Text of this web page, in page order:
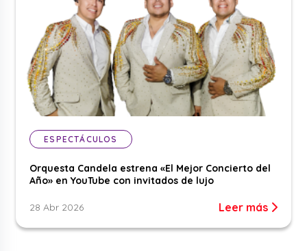
ESPECTÁCULOS
Orquesta Candela estrena «El Mejor Concierto del
Año» en YouTube con invitados de lujo
28 Abr 2026 Leer más